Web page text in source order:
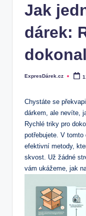
Jak
dárek:
Posted
ExpresDárek.cz
Chystáte se
dárkem, ale nevíte,
Rychlé triky pro
potřebujete. V
efektivní metody,
skvost. Už žádné
vám ukážeme, jak